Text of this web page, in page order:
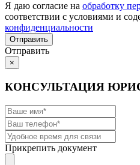
Я даю согласие на обработку
соответствии с условиями и
конфиденциальности
Отправить
×
КОНСУЛЬТАЦИЯ
Прикрепить документ